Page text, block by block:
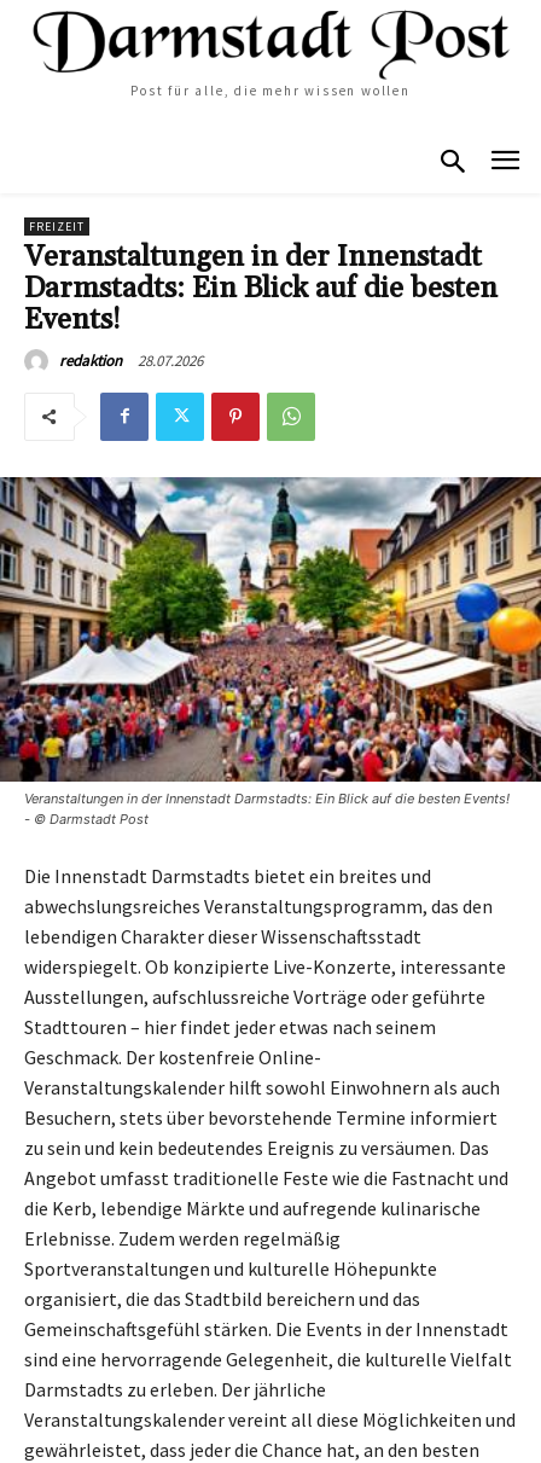
Post für alle, die mehr wissen wollen
FREIZEIT
Veranstaltungen in der Innenstadt
Darmstadts: Ein Blick auf die besten
Events!
redaktion 28.07.2026
Veranstaltungen in der Innenstadt Darmstadts: Ein Blick auf die besten Events!
- © Darmstadt Post
Die Innenstadt Darmstadts bietet ein breites und
abwechslungsreiches Veranstaltungsprogramm, das den
lebendigen Charakter dieser Wissenschaftsstadt
widerspiegelt. Ob konzipierte Live-Konzerte, interessante
Ausstellungen, aufschlussreiche Vorträge oder geführte
Stadttouren – hier findet jeder etwas nach seinem
Geschmack. Der kostenfreie Online-
Veranstaltungskalender hilft sowohl Einwohnern als auch
Besuchern, stets über bevorstehende Termine informiert
zu sein und kein bedeutendes Ereignis zu versäumen. Das
Angebot umfasst traditionelle Feste wie die Fastnacht und
die Kerb, lebendige Märkte und aufregende kulinarische
Erlebnisse. Zudem werden regelmäßig
Sportveranstaltungen und kulturelle Höhepunkte
organisiert, die das Stadtbild bereichern und das
Gemeinschaftsgefühl stärken. Die Events in der Innenstadt
sind eine hervorragende Gelegenheit, die kulturelle Vielfalt
Darmstadts zu erleben. Der jährliche
Veranstaltungskalender vereint all diese Möglichkeiten und
gewährleistet, dass jeder die Chance hat, an den besten